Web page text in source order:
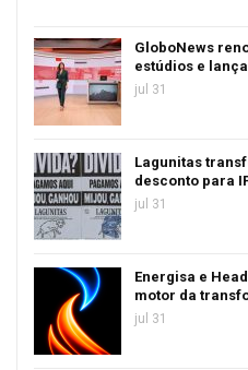
GloboNews
estúdios e
jul 31
Lagunitas
desconto para
jul 31
Energisa e
motor da
jul 31